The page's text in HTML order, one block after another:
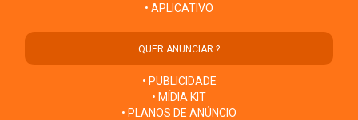
• APLICATIVO
QUER ANUNCIAR ?
• PUBLICIDADE
• MÍDIA KIT
• PLANOS DE ANÚNCIO